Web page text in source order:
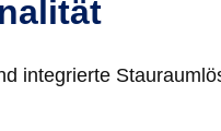
integrierte